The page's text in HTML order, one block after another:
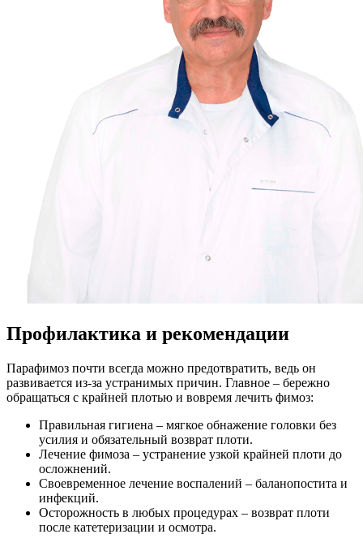
Профилактика и рекомендации
Парафимоз почти всегда можно предотвратить, ведь он
развивается из-за устранимых причин. Главное – бережно
обращаться с крайней плотью и вовремя лечить фимоз:
Правильная гигиена – мягкое обнажение головки без
усилия и обязательный возврат плоти.
Лечение фимоза – устранение узкой крайней плоти до
осложнений.
Своевременное лечение воспалений – баланопостита и
инфекций.
Осторожность в любых процедурах – возврат плоти
после катетеризации и осмотра.